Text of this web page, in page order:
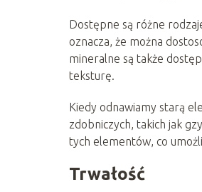
Dostępne są różne
oznacza, że można
mineralne są także
teksturę.
Kiedy odnawiamy starą
zdobniczych, takich jak
tych elementów, co
Trwałość